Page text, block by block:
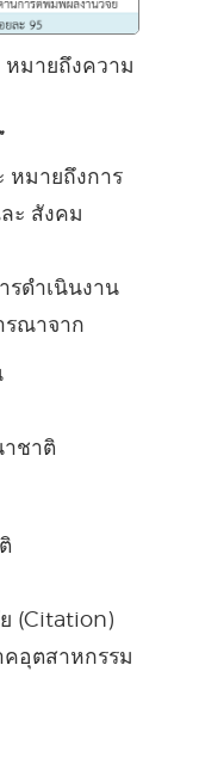
หมายถึงความ
หมายถึงการ
ะ สังคม
รดำเนินงาน
รณาจาก
ชาติ
(Citation)
อุตสาหกรรม